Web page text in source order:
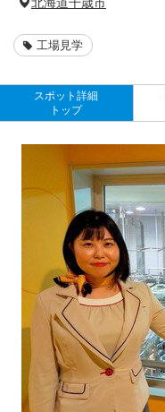
工場見学
スポット詳細
トップ